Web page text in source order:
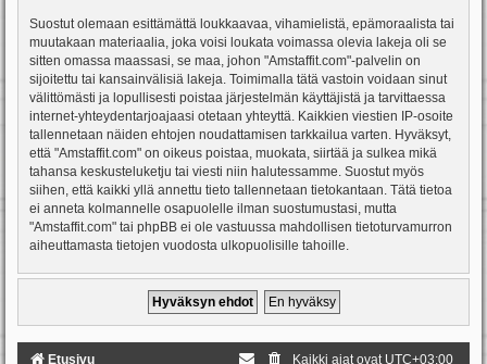
Suostut olemaan esittämättä loukkaavaa, vihamielistä, epämoraalista tai
muutakaan materiaalia, joka voisi loukata voimassa olevia lakeja oli se
sitten omassa maassasi, se maa, johon "Amstaffit.com"-palvelin on
sijoitettu tai kansainvälisiä lakeja. Toimimalla tätä vastoin voidaan sinut
välittömästi ja lopullisesti poistaa järjestelmän käyttäjistä ja tarvittaessa
internet-yhteydentarjoajaasi otetaan yhteyttä. Kaikkien viestien IP-osoite
tallennetaan näiden ehtojen noudattamisen tarkkailua varten. Hyväksyt,
että "Amstaffit.com" on oikeus poistaa, muokata, siirtää ja sulkea mikä
tahansa keskusteluketju tai viesti niin halutessamme. Suostut myös
siihen, että kaikki yllä annettu tieto tallennetaan tietokantaan. Tätä tietoa
ei anneta kolmannelle osapuolelle ilman suostumustasi, mutta
"Amstaffit.com" tai phpBB ei ole vastuussa mahdollisen tietoturvamurron
aiheuttamasta tietojen vuodosta ulkopuolisille tahoille.
Etusivu Kaikki ajat ovat UTC+03:00